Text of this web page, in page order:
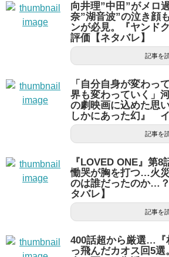
向井理”中田”がメロ
奈”湖音波”の泣き顔
ンが必見。『ヤンド
評価【ネタバレ】
記事を
「自分自身が変わっ
界も変わっていく」
の劇映画に込めた思
しかにあった幻』
記事を
『LOVED ONE』第
慟哭が胸を打つ…火
のは誰だったのか…
タバレ】
記事を
400話超から厳選…『
っ飛んだカオス回5